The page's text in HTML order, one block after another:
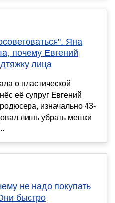
Яна
почему Евгений
лица
о пластической
её супруг Евгений
изначально 43-
лишь убрать мешки
не надо покупать
быстро